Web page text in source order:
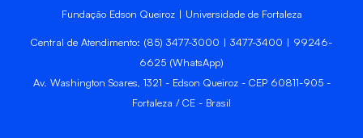
Fundação Edson Queiroz | Universidade de Fortaleza
Central de Atendimento: (85) 3477-3000 | 3477-3400 | 99246-
6625 (WhatsApp)
Av. Washington Soares, 1321 - Edson Queiroz - CEP 60811-905 -
Fortaleza / CE - Brasil